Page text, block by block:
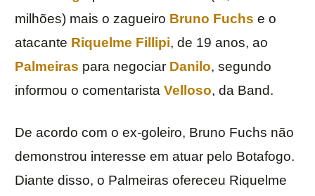
milhões) mais o zagueiro Bruno Fuchs e o
atacante Riquelme Fillipi, de 19 anos, ao
Palmeiras para negociar Danilo, segundo
informou o comentarista Velloso, da Band.
De acordo com o ex-goleiro, Bruno Fuchs não
demonstrou interesse em atuar pelo Botafogo.
Diante disso, o Palmeiras ofereceu Riquelme